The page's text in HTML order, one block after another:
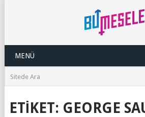
MENÜ
ETIKET: GEORGE